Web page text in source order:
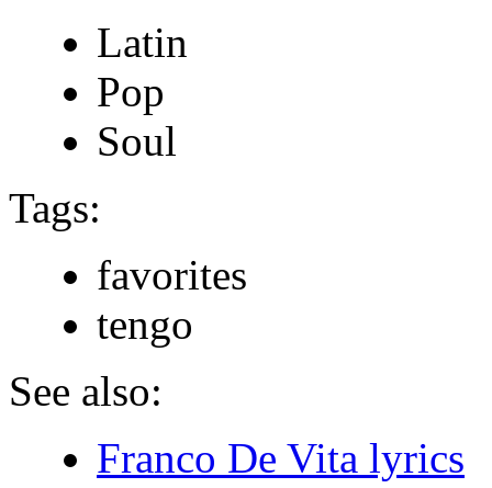
Latin
Pop
Soul
Tags:
favorites
tengo
See also:
Franco De Vita lyrics